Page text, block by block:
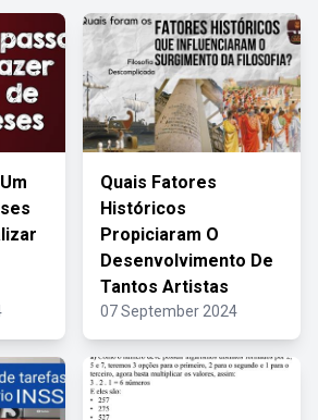
Quais Fatores
Históricos
Propiciaram O
Desenvolvimento De
Tantos Artistas
07 September 2024